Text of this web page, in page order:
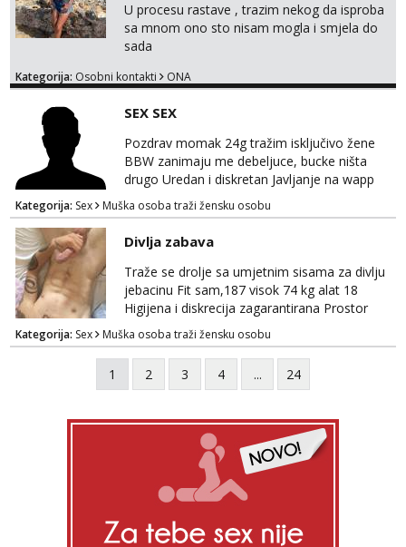
U procesu rastave , trazim nekog da isproba
sa mnom ono sto nisam mogla i smjela do
sada
Kategorija: Osobni kontakti ONA
SEX SEX
Pozdrav momak 24g tražim isključivo žene
BBW zanimaju me debeljuce, bucke ništa
drugo Uredan i diskretan Javljanje na wapp
095 546 9915
Kategorija: Sex Muška osoba traži žensku osobu
Divlja zabava
Traže se drolje sa umjetnim sisama za divlju
jebacinu Fit sam,187 visok 74 kg alat 18
Higijena i diskrecija zagarantirana Prostor
imam na području između Zadra i Šibenika
Kontakt watsap 0955406511 bez poziva
Kategorija: Sex Muška osoba traži žensku osobu
1 2 3 4 ... 24